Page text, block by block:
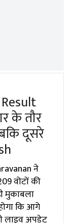
के तौर
दूसरे
ने
वोटों की
मुकाबला
कि आगे